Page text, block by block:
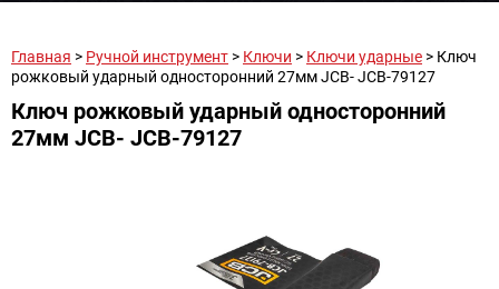
Главная > Ручной инструмент > Ключи > Ключи ударные > Ключ
рожковый ударный односторонний 27мм JCB- JCB-79127
Ключ рожковый ударный односторонний
27мм JCB- JCB-79127